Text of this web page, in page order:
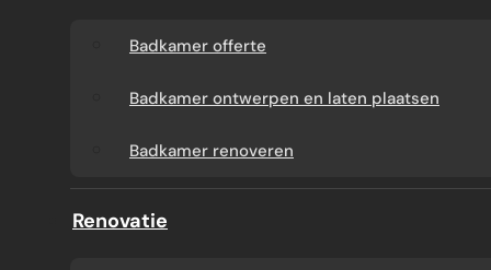
Badkamer offerte
Badkamer ontwerpen en laten plaatsen
Badkamer renoveren
Renovatie